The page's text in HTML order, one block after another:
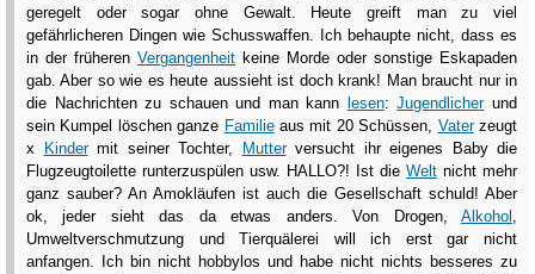
geregelt oder sogar ohne Gewalt. Heute greift man zu viel
gefährlicheren Dingen wie Schusswaffen. Ich behaupte nicht, dass es
in der früheren Vergangenheit keine Morde oder sonstige Eskapaden
gab. Aber so wie es heute aussieht ist doch krank! Man braucht nur in
die Nachrichten zu schauen und man kann
lesen:Jugendlicherund
sein Kumpel löschen ganze Familieaus mit 20 Schüssen, Vaterzeugt
x
Kindermit seiner Tochter, Mutterversucht ihr eigenes Baby die
Flugzeugtoilette runterzuspülen usw. HALLO?! Ist die Welt nicht mehr
ganz sauber? An Amokläufen ist auch die Gesellschaft schuld! Aber
ok, jeder sieht das da etwas anders. Von Drogen, Alkohol
Umweltverschmutzung und Tierquälerei will ich erst gar nicht
anfangen. Ich bin nicht hobbylos und habe nicht nichts besseres zu